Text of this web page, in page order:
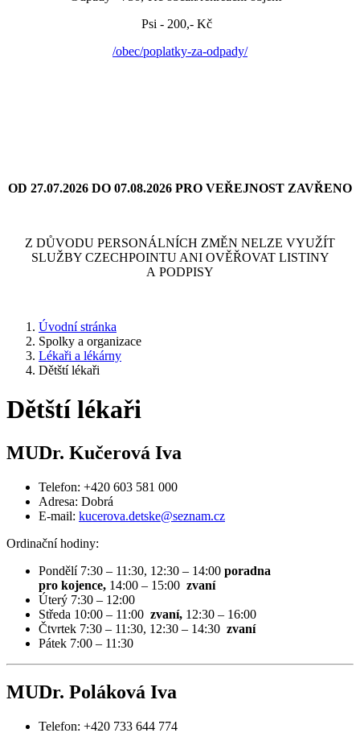
Psi - 200,- Kč
/obec/poplatky-za-odpady/
OD 27.07.2026 DO 07.08.2026 PRO VEŘEJNOST ZAVŘENO
Z DŮVODU PERSONÁLNÍCH ZMĚN NELZE VYUŽÍT
SLUŽBY CZECHPOINTU ANI OVĚŘOVAT LISTINY
A PODPISY
Úvodní stránka
Spolky a organizace
Lékaři a lékárny
Dětští lékaři
Dětští lékaři
MUDr. Kučerová Iva
Telefon: +420 603 581 000
Adresa: Dobrá
E-mail: kucerova.detske@seznam.cz
Ordinační hodiny:
Pondělí 7:30 – 11:30, 12:30 – 14:00 poradna
pro kojence, 14:00 – 15:00 zvaní
Úterý 7:30 – 12:00
Středa 10:00 – 11:00 zvaní, 12:30 – 16:00
Čtvrtek 7:30 – 11:30, 12:30 – 14:30 zvaní
Pátek 7:00 – 11:30
MUDr. Poláková Iva
Telefon: +420 733 644 774